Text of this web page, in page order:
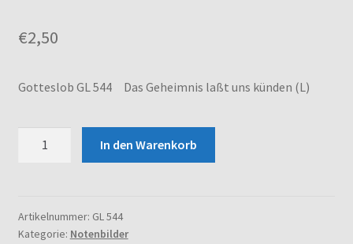
Versand und Zahlungsbedingungen
Warenkorb
€2,50
Gotteslob GL 544 Das Geheimnis laßt uns künden (L)
Geheimnis
laßt
In den Warenkorb
Artikelnummer: GL 544
Kategorie: Notenbilder